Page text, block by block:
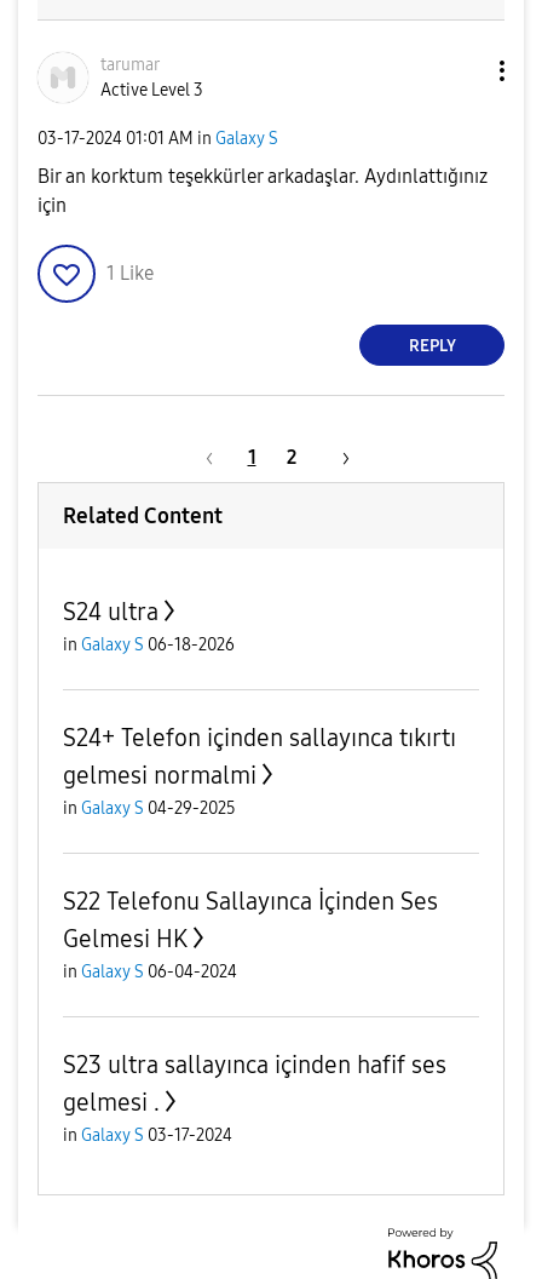
tarumar
Active Level 3
‎03-17-2024 01:01 AM in Galaxy S
Bir an korktum teşekkürler arkadaşlar. Aydınlattığınız
için
1 Like
REPLY
1 2
Related Content
S24 ultra
in Galaxy S 06-18-2026
S24+ Telefon içinden sallayınca tıkırtı
gelmesi normalmi
in Galaxy S 04-29-2025
S22 Telefonu Sallayınca İçinden Ses
Gelmesi HK
in Galaxy S 06-04-2024
S23 ultra sallayınca içinden hafif ses
gelmesi .
in Galaxy S 03-17-2024